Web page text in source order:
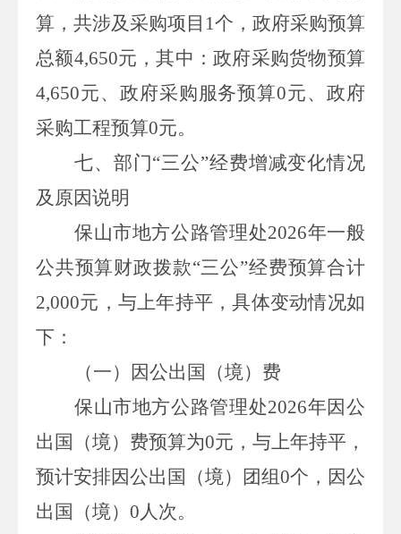
算，共涉及采购项目 1个，政府采购预算
总额4,650元，其中：政府采购货物预算
4,650元、政府采购服务预算0元、政府
采购工程预算0元。
七、部门“三公”经费增减变化情况
及原因说明
保山市地方公路管理处2026年一般
公共预算财政拨款“三公”经费预算合计
2,000元，与上年持平，具体变动情况如
下：
（一）
因公出国（境）费
保山市地方公路管理处2026年因公
出国（境）费预算为0元，与上年持平，
预计安排因公出国（境）团组0个，因公
出国（境） 0人次。